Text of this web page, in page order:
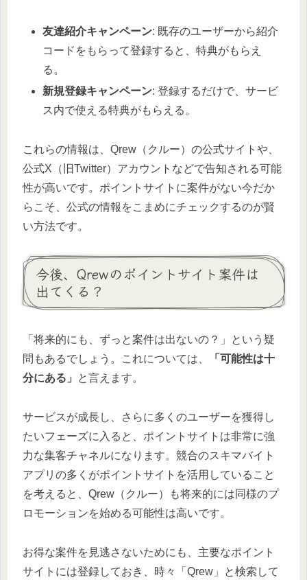
友達紹介キャンペーン: 既存のユーザーから紹介
コードをもらって登録すると、特典がもらえ
る。
新規登録キャンペーン: 登録するだけで、サービ
ス内で使える特典がもらえる。
これらの情報は、Qrew（クルー）の公式サイトや、
公式X（旧Twitter）アカウントなどで告知される可能
性が高いです。ポイントサイトに案件がない今だか
らこそ、公式の情報をこまめにチェックするのが賢
い方法です。
今後、Qrewのポイントサイト案件は
出てくる？
「将来的にも、ずっと案件は出ないの？」という疑
問もあるでしょう。これについては、
「可能性は十
分にある」
と言えます。
サービスが成長し、さらに多くのユーザーを獲得し
たいフェーズに入ると、ポイントサイトは非常に強
力な集客チャネルになります。競合のスキマバイト
アプリの多くがポイントサイトを活用していること
を考えると、Qrew（クルー）も将来的には同様のプ
ロモーションを始める可能性は高いです。
お得な案件を見逃さないためにも、主要なポイント
サイトには登録しておき、時々「Qrew」と検索して